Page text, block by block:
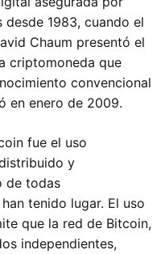
desde 1983, cuando el
Chaum presentó el
criptomoneda que
convencional
en enero de 2009.
fue el uso
y
de todas
tenido lugar. El uso
que la red de Bitcoin,
independientes,